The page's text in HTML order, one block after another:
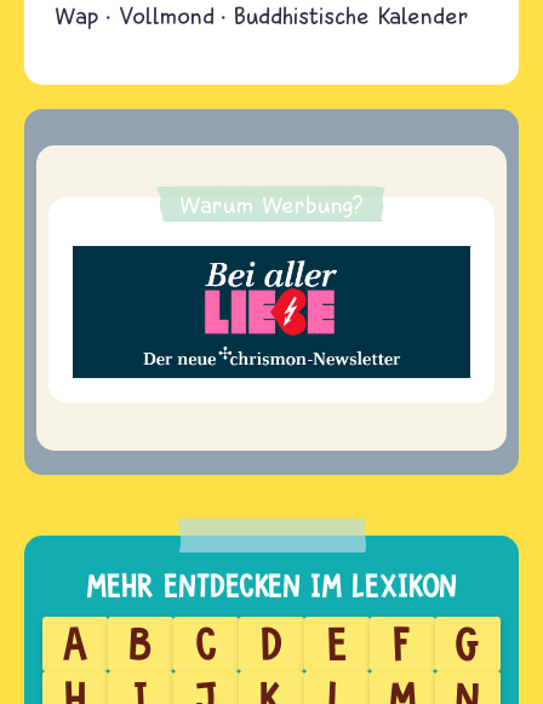
Wap
Vollmond Buddhistische Kalender
Warum Werbung?
A B C D E F
G